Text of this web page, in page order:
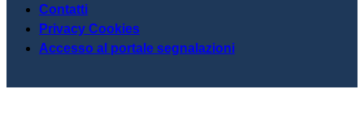
Contatti
Privacy Cookies
Accesso al portale segnalazioni